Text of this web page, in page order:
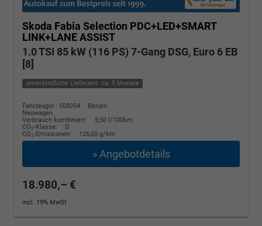
Skoda Fabia Selection PDC+LED+SMART
LINK+LANE ASSIST
1.0 TSI 85 kW (116 PS) 7-Gang DSG, Euro 6 EB
[8]
unverbindliche Lieferzeit: ca. 5 Monate
Fahrzeugnr.: 508054
Benzin
Neuwagen
Verbrauch kombiniert:
5,50 l/100km
CO2-Klasse:
D
CO2-Emissionen: 126,00 g/km
» Angebotdetails
18.980,– €
incl. 19% MwSt.